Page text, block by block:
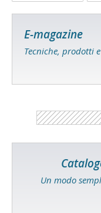
E-magazine
Tecniche, prodotti
Un modo